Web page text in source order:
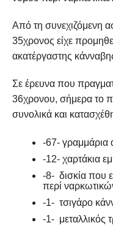
Από τη συνεχιζόμενη
35χρονος είχε
ακατέργαστης
Σε έρευνα που
36χρονου, σήμερα το
συνολικά και
-67- γραμμάρια
-12- χαρτάκια
-8- δισκία που
περί
-1- τσιγάρο
-1- μεταλλικός